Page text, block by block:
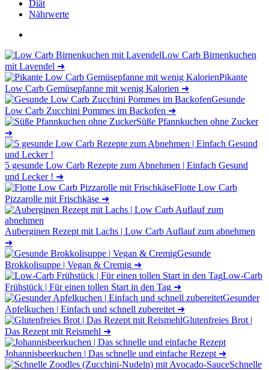
Diät
Nährwerte
Low Carb Birnenkuchen
mit Lavendel ➜
Pikante
Low Carb Gemüsepfanne mit wenig Kalorien ➜
Gesunde
Low Carb Zucchini Pommes im Backofen ➜
Süße Pfannkuchen ohne Zucker
➜
5 gesunde Low Carb Rezepte zum Abnehmen | Einfach Gesund
und Lecker ! ➜
Flotte Low Carb
Pizzarolle mit Frischkäse ➜
Auberginen Rezept mit Lachs | Low Carb Auflauf zum abnehmen
➜
Gesunde
Brokkolisuppe | Vegan & Cremig ➜
Low-Carb
Frühstück | Für einen tollen Start in den Tag ➜
Gesunder
Apfelkuchen | Einfach und schnell zubereitet ➜
Glutenfreies Brot |
Das Rezept mit Reismehl ➜
Johannisbeerkuchen | Das schnelle und einfache Rezept ➜
Schnelle